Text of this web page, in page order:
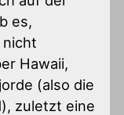
es,
nicht
Hawaii,
(also die
zuletzt eine